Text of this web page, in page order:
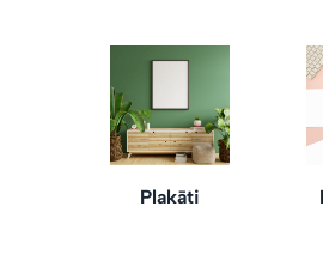
Plakāti